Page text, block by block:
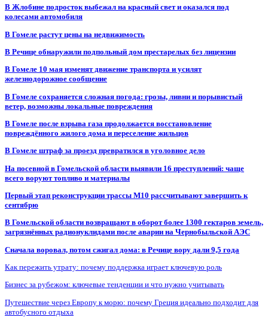
В Жлобине подросток выбежал на красный свет и оказался под
колесами автомобиля
В Гомеле растут цены на недвижимость
В Речице обнаружили подпольный дом престарелых без лицензии
В Гомеле 10 мая изменят движение транспорта и усилят
железнодорожное сообщение
В Гомеле сохраняется сложная погода: грозы, ливни и порывистый
ветер, возможны локальные повреждения
В Гомеле после взрыва газа продолжается восстановление
повреждённого жилого дома и переселение жильцов
В Гомеле штраф за проезд превратился в уголовное дело
На посевной в Гомельской области выявили 16 преступлений: чаще
всего воруют топливо и материалы
Первый этап реконструкции трассы М10 рассчитывают завершить к
сентябрю
В Гомельской области возвращают в оборот более 1300 гектаров земель,
загрязнённых радионуклидами после аварии на Чернобыльской АЭС
Сначала воровал, потом сжигал дома: в Речице вору дали 9,5 года
Как пережить утрату: почему поддержка играет ключевую роль
Бизнес за рубежом: ключевые тенденции и что нужно учитывать
Путешествие через Европу к морю: почему Греция идеально подходит для
автобусного отдыха